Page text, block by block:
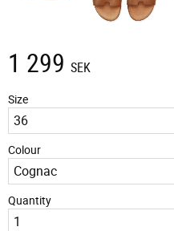
1 299 SEK
Size
Colour
Quantity